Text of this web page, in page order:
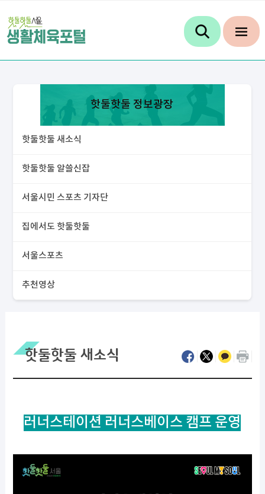
핫둘핫둘 정보광장
핫둘핫둘 새소식
핫둘핫둘 알쓸신잡
서울시민 스포츠 기자단
집에서도 핫둘핫둘
서울스포츠
추천영상
핫둘핫둘 새소식
러너스테이션 러너스베이스 캠프 운영